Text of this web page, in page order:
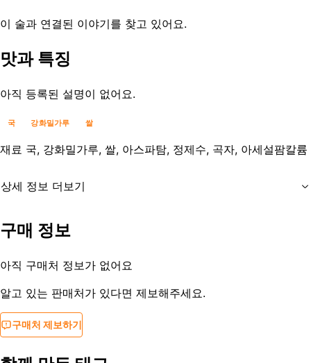
이 술과 연결된 이야기를 찾고 있어요.
맛과 특징
아직 등록된 설명이 없어요.
국 강화밀가루 쌀
재료 국, 강화밀가루, 쌀, 아스파탐, 정제수, 곡자, 아세설팜칼륨
상세 정보 더보기
등록일
구매 정보
아직 구매처 정보가 없어요
알고 있는 판매처가 있다면 제보해주세요.
구매처 제보하기